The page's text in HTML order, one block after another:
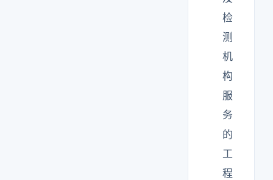
检
测
机
构
服
务
的
工
程